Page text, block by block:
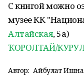
С книгой можно
музее КК
Алтайская, 5а)
ҠОРОЛТАЙ/
Автор: Айбулат